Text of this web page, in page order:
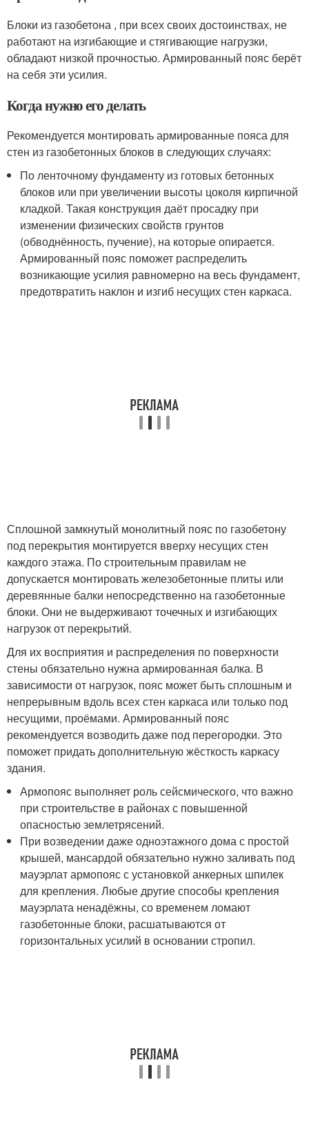
Блоки из газобетона , при всех своих достоинствах, не
работают на изгибающие и стягивающие нагрузки,
обладают низкой прочностью. Армированный пояс берёт
на себя эти усилия.
Когда нужно его делать
Рекомендуется монтировать армированные пояса для
стен из газобетонных блоков в следующих случаях:
По ленточному фундаменту из готовых бетонных
блоков или при увеличении высоты цоколя кирпичной
кладкой. Такая конструкция даёт просадку при
изменении физических свойств грунтов
(обводнённость, пучение), на которые опирается.
Армированный пояс поможет распределить
возникающие усилия равномерно на весь фундамент,
предотвратить наклон и изгиб несущих стен каркаса.
Сплошной замкнутый монолитный пояс по газобетону
под перекрытия монтируется вверху несущих стен
каждого этажа. По строительным правилам не
допускается монтировать железобетонные плиты или
деревянные балки непосредственно на газобетонные
блоки. Они не выдерживают точечных и изгибающих
нагрузок от перекрытий.
Для их восприятия и распределения по поверхности
стены обязательно нужна армированная балка. В
зависимости от нагрузок, пояс может быть сплошным и
непрерывным вдоль всех стен каркаса или только под
несущими, проёмами. Армированный пояс
рекомендуется возводить даже под перегородки. Это
поможет придать дополнительную жёсткость каркасу
здания.
Армопояс выполняет роль сейсмического, что важно
при строительстве в районах с повышенной
опасностью землетрясений.
При возведении даже одноэтажного дома с простой
крышей, мансардой обязательно нужно заливать под
мауэрлат армопояс с установкой анкерных шпилек
для крепления. Любые другие способы крепления
мауэрлата ненадёжны, со временем ломают
газобетонные блоки, расшатываются от
горизонтальных усилий в основании стропил.